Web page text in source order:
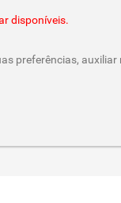
disponíveis.
preferências,